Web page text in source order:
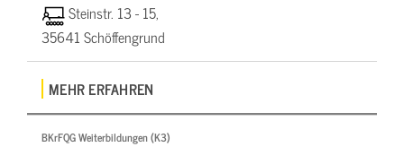
Steinstr. 13 - 15,
35641 Schöffengrund
MEHR ERFAHREN
BKrFQG Weiterbildungen (K3)